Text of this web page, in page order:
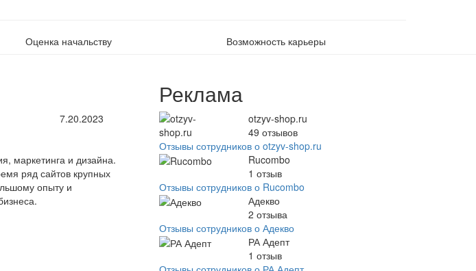
Оценка начальству Возможность карьеры
7.20.2023
маркетинга и дизайна.
ряд сайтов крупных
опыту и
Реклама
otzyv-shop.ru
49 отзывов
Отзывы сотрудников о otzyv-shop.ru
Rucombo
1 отзыв
Отзывы сотрудников о Rucombo
Адекво
2 отзыва
Отзывы сотрудников о Адекво
РА Адепт
1 отзыв